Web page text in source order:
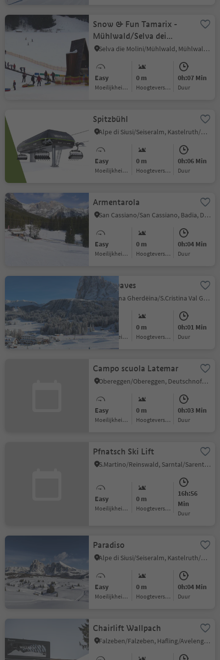
Snow & Fun Tamarix -
Mühlwald/Selva dei
Molini
Selva die Molini/Mühlwald, Mühlwald/Selva dei Molini, Ahrntal/Valle Aurina
Easy
Moeilijkheidsgraad
0 m
Hoogteverschil
0h:07 Min
Duur
Spitzbühl
Alpe di Siusi/Seiseralm, Kastelruth/Castelrotto, Dolomites Region Seiser Alm
Easy
Moeilijkheidsgraad
0 m
Hoogteverschil
0h:06 Min
Duur
Armentarola
San Cassiano/San Cassiano, Badia, Dolomites Region Alta Badia
Easy
Moeilijkheidsgraad
0 m
Hoogteverschil
0h:04 Min
Duur
Cendevaves
S.Cristina Gherdëina/S.Cristina Val Gardena/S.Cristina Gherdëina/St.Christina in Gröden, S.Crestina Gherdëina/Santa Cristina Val Gardana, Dolomites Region Val Gardena
Easy
Moeilijkheidsgraad
0 m
Hoogteverschil
0h:01 Min
Duur
Campo scuola Latemar
Obereggen/Obereggen, Deutschnofen/Nova Ponente, Dolomites Region Eggental
Easy
Moeilijkheidsgraad
0 m
Hoogteverschil
0h:03 Min
Duur
Pfnatsch Ski Lift
S.Martino/Reinswald, Sarntal/Sarentino, Bolzano/Bozen and environs
Easy
Moeilijkheidsgraad
0 m
Hoogteverschil
16h:56
Min
Duur
Paradiso
Alpe di Siusi/Seiseralm, Kastelruth/Castelrotto, Dolomites Region Seiser Alm
Easy
Moeilijkheidsgraad
0 m
Hoogteverschil
0h:04 Min
Duur
Chairlift Wallpach
Falzeben/Falzeben, Hafling/Avelengo, Meran/Merano and environs